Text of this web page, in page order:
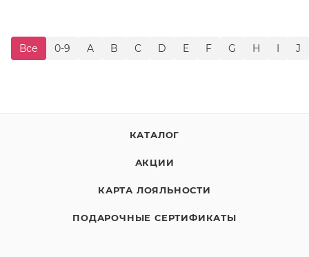
Все 0-9 A B C D E F G H I J
КАТАЛОГ
АКЦИИ
КАРТА ЛОЯЛЬНОСТИ
ПОДАРОЧНЫЕ СЕРТИФИКАТЫ